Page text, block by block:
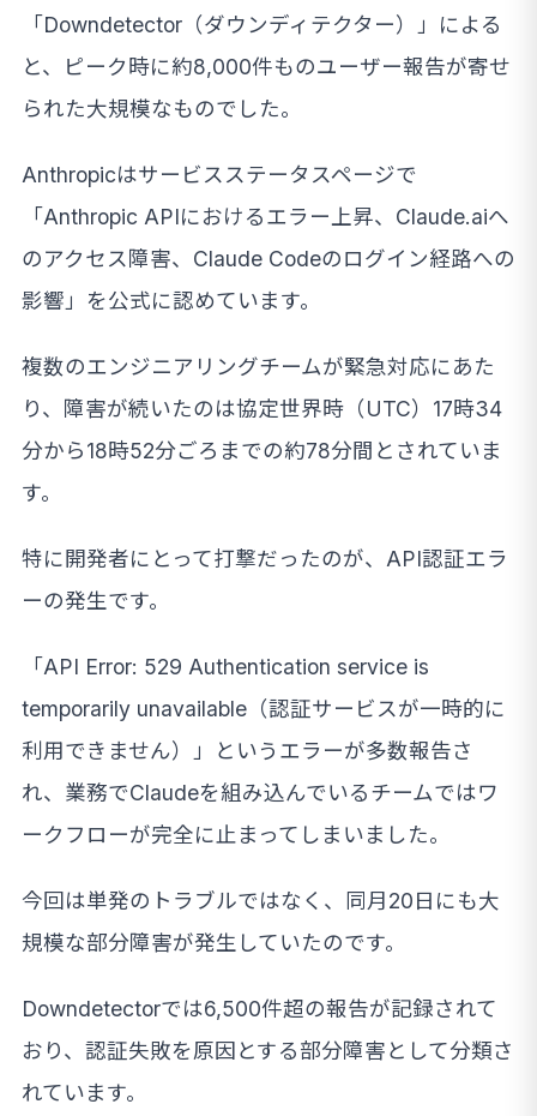
「Downdetector（ダウンディテクター）」による
と、ピーク時に約8,000件ものユーザー報告が寄せ
られた大規模なものでした。
Anthropicはサービスステータスページで
「Anthropic APIにおけるエラー上昇、Claude.aiへ
のアクセス障害、Claude Codeのログイン経路への
影響」を公式に認めています。
複数のエンジニアリングチームが緊急対応にあた
り、障害が続いたのは協定世界時（UTC）17時34
分から18時52分ごろまでの約78分間とされていま
す。
特に開発者にとって打撃だったのが、API認証エラ
ーの発生です。
「API Error: 529 Authentication service is
temporarily unavailable（認証サービスが一時的に
利用できません）」というエラーが多数報告さ
れ、業務でClaudeを組み込んでいるチームではワ
ークフローが完全に止まってしまいました。
今回は単発のトラブルではなく、同月20日にも大
規模な部分障害が発生していたのです。
Downdetectorでは6,500件超の報告が記録されて
おり、認証失敗を原因とする部分障害として分類さ
れています。